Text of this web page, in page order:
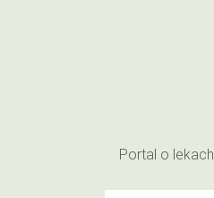
Portal o lekach